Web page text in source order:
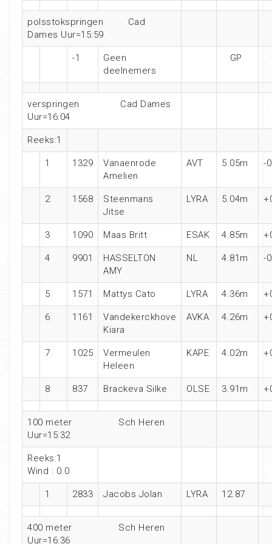
polsstokspringen Cad
Dames Uur=15:59
-1
Geen
deelnemers
GP
verspringen Cad Dames
Uur=16:04
Reeks:1
1 1329
Vanaenrode
Amelien
AVT 5.05m -
2 1568
Steenmans
Jitse
LYRA 5.04m
3 1090 Maas Britt ESAK 4.85m
4 9901
HASSELTON
AMY
NL 4.81m -
5 1571 Mattys Cato LYRA 4.36m
6 1161
Vandekerckhove
Kiara
AVKA 4.26m
7 1025
Vermeulen
Heleen
KAPE 4.02m
8 837 Brackeva Silke OLSE 3.91m
100 meter Sch Heren
Uur=15:32
Reeks:1
Wind : 0.0
1 2833 Jacobs Jolan LYRA 12.87
400 meter Sch Heren
Uur=16:36